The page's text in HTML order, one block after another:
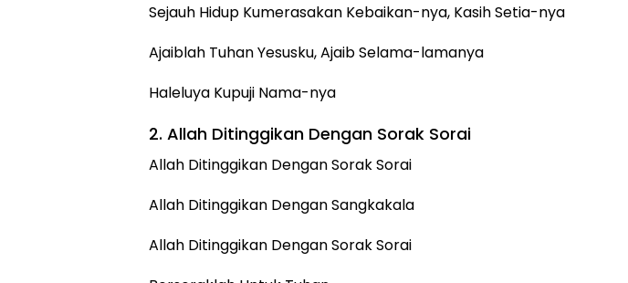
Sejauh Hidup Kumerasakan Kebaikan-nya, Kasih Setia-nya
Ajaiblah Tuhan Yesusku, Ajaib Selama-lamanya
Haleluya Kupuji Nama-nya
2. Allah Ditinggikan Dengan Sorak Sorai
Allah Ditinggikan Dengan Sorak Sorai
Allah Ditinggikan Dengan Sangkakala
Allah Ditinggikan Dengan Sorak Sorai